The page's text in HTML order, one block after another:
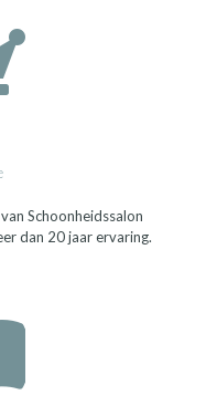
Schoonheidssalon
dan 20 jaar ervaring.